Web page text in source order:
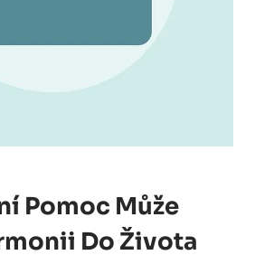
Pomoc Může
Do Života